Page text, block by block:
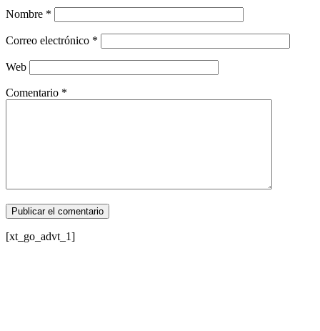
Nombre *
Correo electrónico *
Web
Comentario *
[xt_go_advt_1]